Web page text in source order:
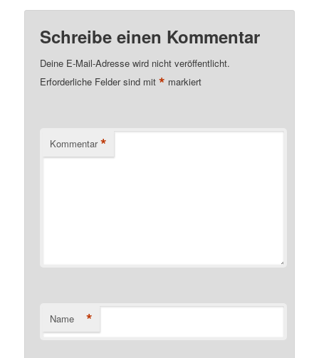
Schreibe einen Kommentar
Deine E-Mail-Adresse wird nicht veröffentlicht.
Erforderliche Felder sind mit* markiert
Kommentar *
Name *